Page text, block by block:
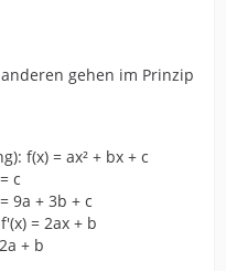
gehen im Prinzip
f(x) = ax² + bx + c
c
9a + 3b + c
= 2ax + b
+ b